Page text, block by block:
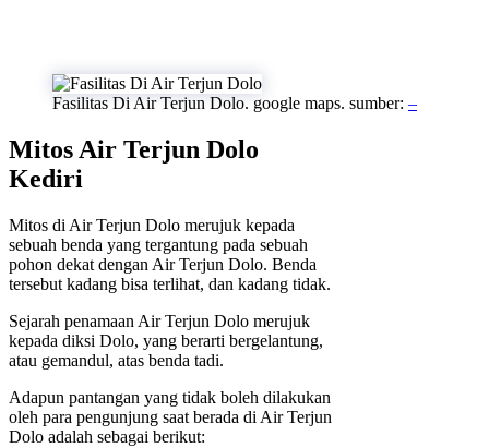
Fasilitas Di Air Terjun Dolo. google maps. sumber: –
Mitos Air Terjun Dolo
Kediri
Mitos di Air Terjun Dolo merujuk kepada
sebuah benda yang tergantung pada sebuah
pohon dekat dengan Air Terjun Dolo. Benda
tersebut kadang bisa terlihat, dan kadang tidak.
Sejarah penamaan Air Terjun Dolo merujuk
kepada diksi Dolo, yang berarti bergelantung,
atau gemandul, atas benda tadi.
Adapun pantangan yang tidak boleh dilakukan
oleh para pengunjung saat berada di Air Terjun
Dolo adalah sebagai berikut: